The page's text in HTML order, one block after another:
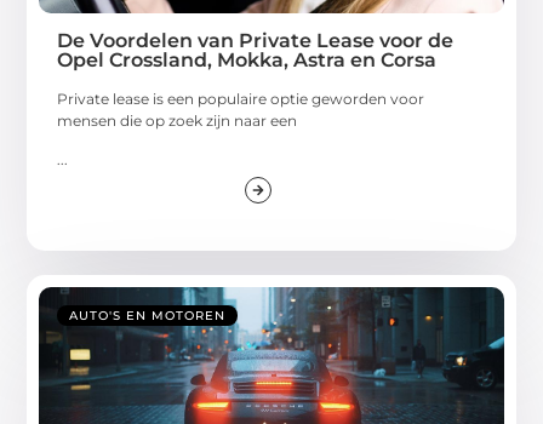
De Voordelen van Private Lease voor de
Opel Crossland, Mokka, Astra en Corsa
Private lease is een populaire optie geworden voor
mensen die op zoek zijn naar een
AUTO'S EN MOTOREN